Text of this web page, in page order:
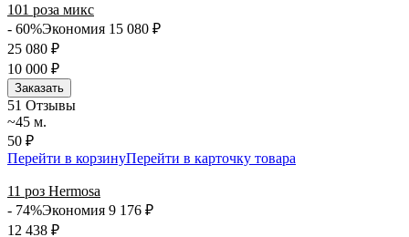
101 роза микс
- 60%Экономия 15 080 ₽
25 080 ₽
10 000 ₽
Заказать
51 Отзывы
~45 м.
50 ₽
Перейти в корзинуПерейти в карточку товара
11 роз Hermosa
- 74%Экономия 9 176 ₽
12 438 ₽